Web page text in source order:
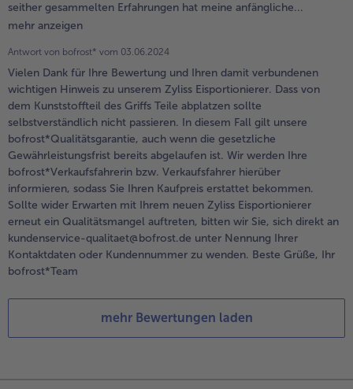
seither gesammelten Erfahrungen hat meine anfängliche...
mehr anzeigen
Antwort von bofrost* vom 03.06.2024
Vielen Dank für Ihre Bewertung und Ihren damit verbundenen
wichtigen Hinweis zu unserem Zyliss Eisportionierer. Dass von
dem Kunststoffteil des Griffs Teile abplatzen sollte
selbstverständlich nicht passieren. In diesem Fall gilt unsere
bofrost*Qualitätsgarantie, auch wenn die gesetzliche
Gewährleistungsfrist bereits abgelaufen ist. Wir werden Ihre
bofrost*Verkaufsfahrerin bzw. Verkaufsfahrer hierüber
informieren, sodass Sie Ihren Kaufpreis erstattet bekommen.
Sollte wider Erwarten mit Ihrem neuen Zyliss Eisportionierer
erneut ein Qualitätsmangel auftreten, bitten wir Sie, sich direkt an
kundenservice-qualitaet@bofrost.de unter Nennung Ihrer
Kontaktdaten oder Kundennummer zu wenden. Beste Grüße, Ihr
bofrost*Team
mehr Bewertungen laden